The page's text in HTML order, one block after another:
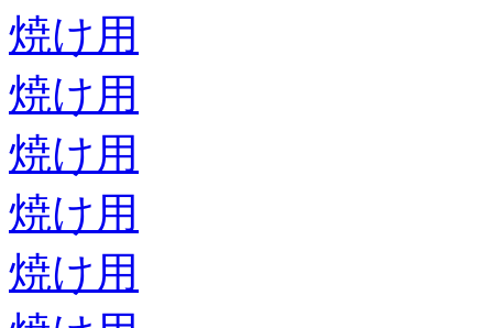
焼け用
焼け用
焼け用
焼け用
焼け用